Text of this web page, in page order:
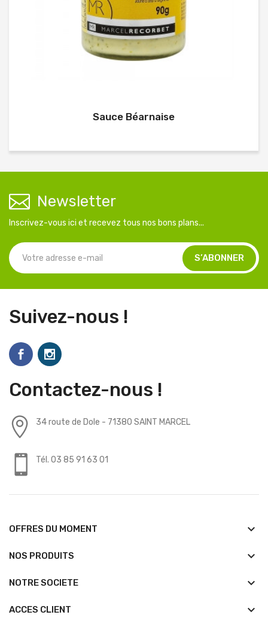
Sauce Béarnaise
Newsletter
Inscrivez-vous ici et recevez tous nos bons plans...
Suivez-nous !
Contactez-nous !
34 route de Dole - 71380 SAINT MARCEL
Tél. 03 85 91 63 01
OFFRES DU MOMENT keyboard_arrow_down
NOS PRODUITS keyboard_arrow_down
NOTRE SOCIETE keyboard_arrow_down
ACCES CLIENT keyboard_arrow_down